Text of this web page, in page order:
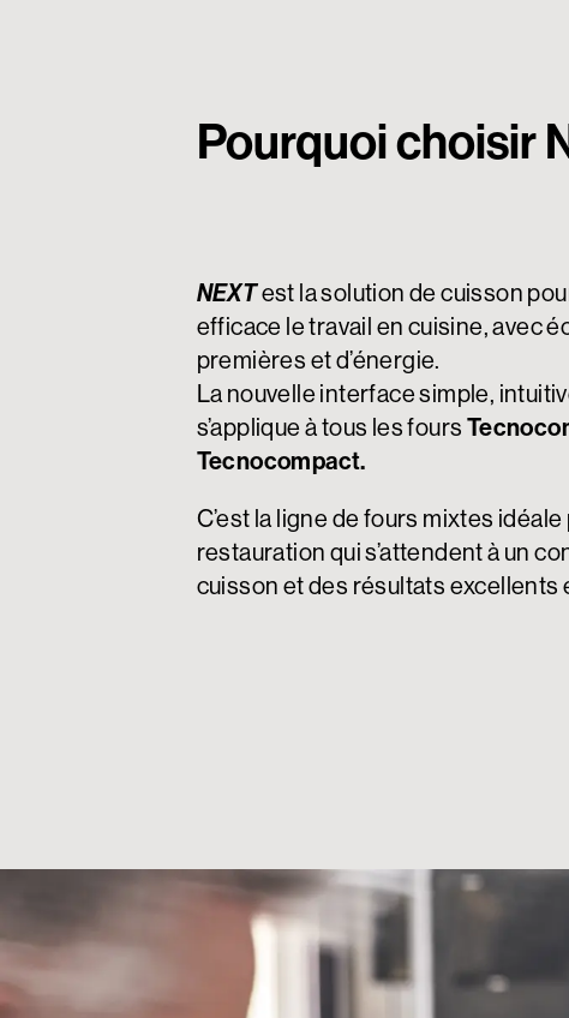
Pourquoi choisir
NEXTest la solution de cuisson
efficace le travail en cuisine, avec
premières et d’énergie.
La nouvelle interface simple,
s’applique à tous les fours
Tecnocompact.
C’est la ligne de fours mixtes
restauration qui s’attendent à un
cuisson et des résultats excellents